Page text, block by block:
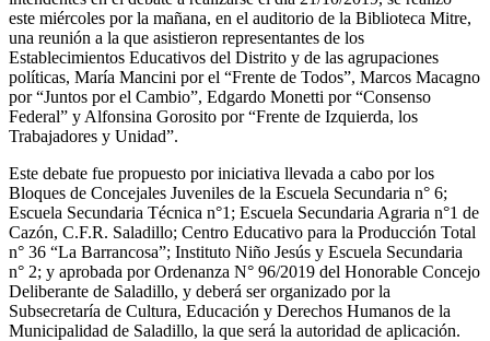
este miércoles por la mañana, en el auditorio de la Biblioteca Mitre,
una reunión a la que asistieron representantes de los
Establecimientos Educativos del Distrito y de las agrupaciones
políticas, María Mancini por el “Frente de Todos”, Marcos Macagno
por “Juntos por el Cambio”, Edgardo Monetti por “Consenso
Federal” y Alfonsina Gorosito por “Frente de Izquierda, los
Trabajadores y Unidad”.
Este debate fue propuesto por iniciativa llevada a cabo por los
Bloques de Concejales Juveniles de la Escuela Secundaria n° 6;
Escuela Secundaria Técnica n°1; Escuela Secundaria Agraria n°1 de
Cazón, C.F.R. Saladillo; Centro Educativo para la Producción Total
n° 36 “La Barrancosa”; Instituto Niño Jesús y Escuela Secundaria
n° 2; y aprobada por Ordenanza N° 96/2019 del Honorable Concejo
Deliberante de Saladillo, y deberá ser organizado por la
Subsecretaría de Cultura, Educación y Derechos Humanos de la
Municipalidad de Saladillo, la que será la autoridad de aplicación.